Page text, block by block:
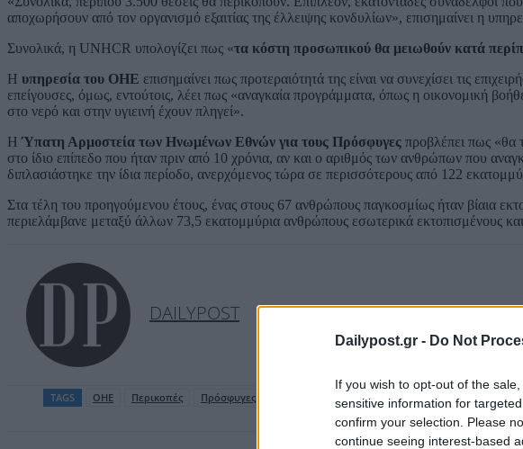
Dailypost.gr - Do Not
If you wish to opt-out of the
sensitive information for
confirm your selection. Please
continue seeing interest-based
αποχωρήσουν από τον οργανισμό εξαιτίας της έλλειψης κονδυλίων», επισημαίνει η
Συνολικά, η UNHCR υπολογίζει πως «τα κόστη προσωπικού θα μειωθούν κατά
Η υπηρεσία του ΟΗΕ επισημαίνει πως προτεραιότητά της είναι να συνεχίσει τις
επείγουσες, όμως, εντούτοις, λέει πως «αναγκαία προγράμματα, όπως η οικονομική
στο νερό και στην υγιεινή έχουν πληγεί».
ΗΎπατη Αρμοστεία των Ηνωμένων Εθνών για τους Πρόσφυγες προβλέπει πως «θα
στο ίδιο επίπεδο που ήταν πριν από 10 χρόνια, αν και ο αριθμός των ανθρώπων που
διπλασιάστηκε την ίδια περίοδο, ανερχόμενος τώρα σε περισσότερους από 122
Στα τέλη του προηγούμενου έτους, ένας στους 67 ανθρώπους παγκοσμίως ήταν βίαια
περιελάμβανε μεταξύ άλλων 73,5 εκατομμύρια ανθρώπους εσωτερικά εκτοπισμένους
DAILYPOST
TAGS ΟΗΕ Περικοπές Πρόσφυγες